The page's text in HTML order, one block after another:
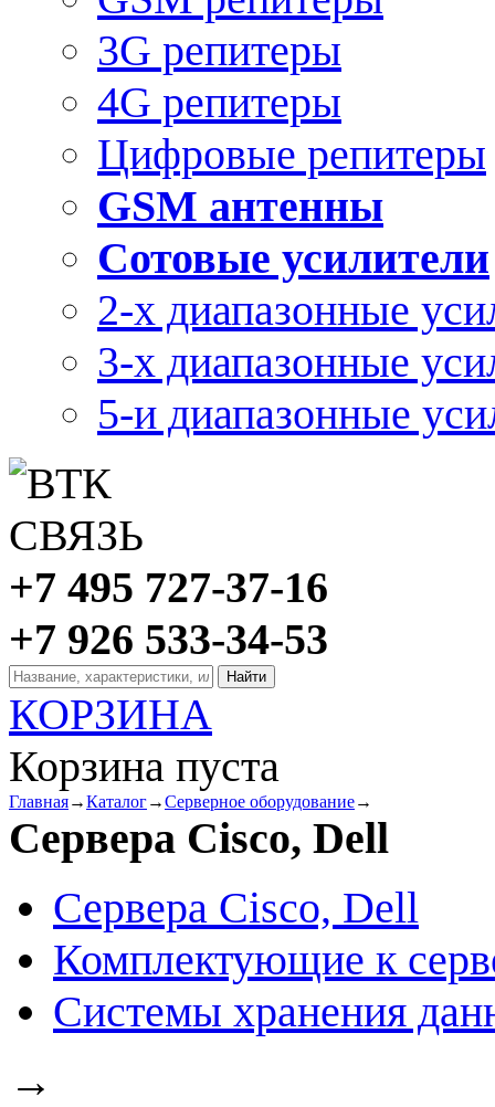
3G репитеры
4G репитеры
Цифровые репитеры
GSM антенны
Сотовые усилители
2-х диапазонные
3-х диапазонные
5-и диапазонные
+7 495 727-37-16
+7 926 533-34-53
КОРЗИНА
Корзина пуста
Главная→Каталог→Серверное оборудование→
Сервера Cisco, Dell
Сервера Cisco, Dell
Комплектующие к
Системы хранения
→